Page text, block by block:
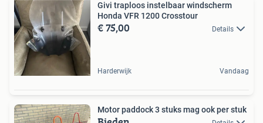
Givi traploos instelbaar windscherm
Honda VFR 1200 Crosstour
€ 75,00 Details
Harderwijk Vandaag
Motor paddock 3 stuks mag ook per stuk